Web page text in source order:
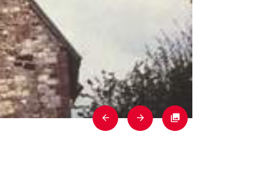
PreviousNext Fullscreen